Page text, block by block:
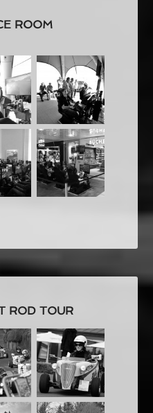
ROOM
ROD TOUR